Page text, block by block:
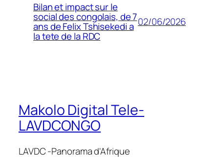
Bilan et impact sur le
social des congolais, de 7
ans de Felix Tshisekedi a
la tete de la RDC
02/06/2026
Makolo Digital Tele-
LAVDCONGO
LAVDC -Panorama d'Afrique